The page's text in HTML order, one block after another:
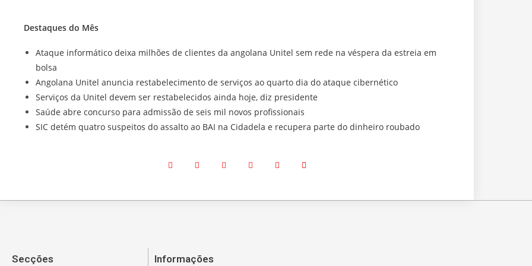
Destaques do Mês
Ataque informático deixa milhões de clientes da angolana Unitel sem rede na véspera da estreia em
bolsa
Angolana Unitel anuncia restabelecimento de serviços ao quarto dia do ataque cibernético
Serviços da Unitel devem ser restabelecidos ainda hoje, diz presidente
Saúde abre concurso para admissão de seis mil novos profissionais
SIC detém quatro suspeitos do assalto ao BAI na Cidadela e recupera parte do dinheiro roubado
Secções Informações